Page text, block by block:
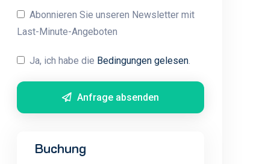
Abonnieren Sie unseren Newsletter mit
Last-Minute-Angeboten
Ja, ich habe die Bedingungen gelesen.
Anfrage absenden
Buchung